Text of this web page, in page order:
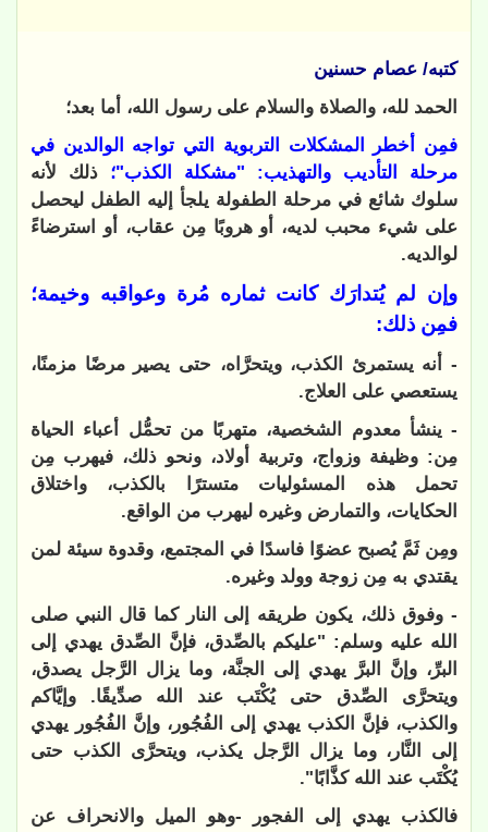
كتبه/ عصام حسنين
الحمد لله، والصلاة والسلام على رسول الله، أما بعد؛
فمِن أخطر المشكلات التربوية التي تواجه الوالدين في
مرحلة التأديب والتهذيب: "مشكلة الكذب"؛ ذلك لأنه
سلوك شائع في مرحلة الطفولة يلجأ إليه الطفل ليحصل
على شيء محبب لديه، أو هروبًا مِن عقاب، أو استرضاءً
لوالديه.
وإن لم يُتدارَك كانت ثماره مُرة وعواقبه وخيمة؛
فمِن ذلك:
- أنه يستمرئ الكذب، ويتحرَّاه، حتى يصير مرضًا مزمنًا،
يستعصي على العلاج.
- ينشأ معدوم الشخصية، متهربًا من تحمُّل أعباء الحياة
مِن: وظيفة وزواج، وتربية أولاد، ونحو ذلك، فيهرب مِن
تحمل هذه المسئوليات متسترًا بالكذب، واختلاق
الحكايات، والتمارض وغيره ليهرب من الواقع.
ومِن ثَمَّ يُصبح عضوًا فاسدًا في المجتمع، وقدوة سيئة لمن
يقتدي به مِن زوجة وولد وغيره.
- وفوق ذلك، يكون طريقه إلى النار كما قال النبي صلى
الله عليه وسلم: "عليكم بالصِّدق، فإنَّ الصِّدق يهدي إلى
البرِّ، وإنَّ البرَّ يهدي إلى الجنَّة، وما يزال الرَّجل يصدق،
ويتحرَّى الصِّدق حتى يُكْتَب عند الله صدِّيقًا. وإيَّاكم
والكذب، فإنَّ الكذب يهدي إلى الفُجُور، وإنَّ الفُجُور يهدي
إلى النَّار، وما يزال الرَّجل يكذب، ويتحرَّى الكذب حتى
يُكْتَب عند الله كذَّابًا".
فالكذب يهدي إلى الفجور -وهو الميل والانحراف عن